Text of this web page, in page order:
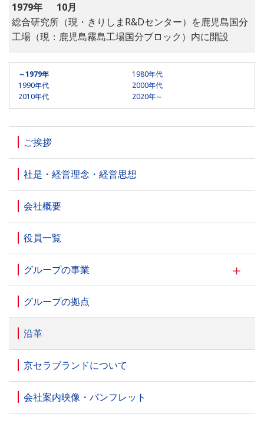
1979年
10月
総合研究所（現・きりしまR&Dセンター）を鹿児島国分
工場（現：鹿児島霧島工場国分ブロック）内に開設
～1979年
1980年代
1990年代
2000年代
2010年代
2020年～
ご挨拶
社是・経営理念・経営思想
会社概要
役員一覧
グループの事業
グループの拠点
沿革
京セラブランドについて
会社案内映像・パンフレット